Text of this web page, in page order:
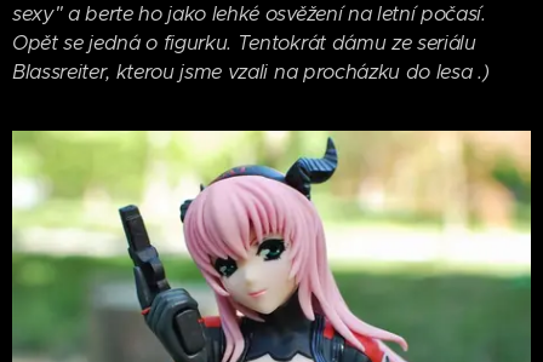
sexy" a berte ho jako lehké osvěžení na letní počasí.
Opět se jedná o figurku. Tentokrát dámu ze seriálu
Blassreiter, kterou jsme vzali na procházku do lesa .)